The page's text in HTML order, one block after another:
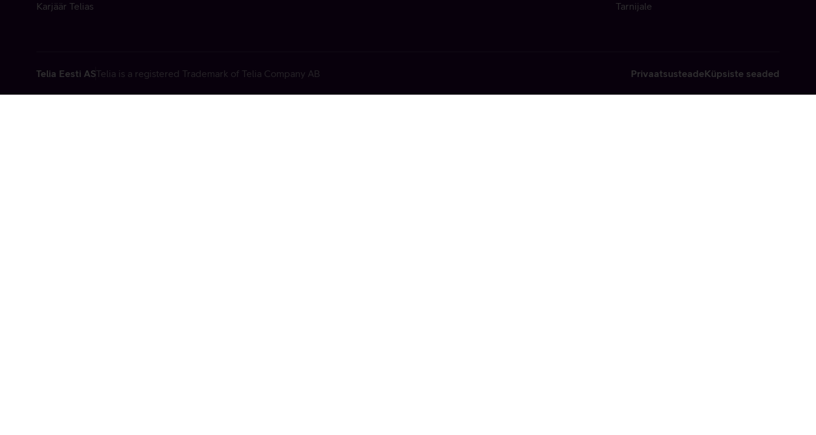
Karjäär Telias
Tarnijale
Telia Eesti ASTelia is a registered Trademark of Telia Company AB PrivaatsusteadeKüpsiste seaded